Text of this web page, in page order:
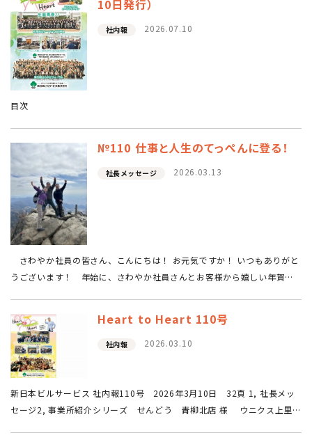
10日発行）
2026.07.10
社内報
目次
№110 仕事と人生のてっぺんに登る！
2026.03.13
社長メッセージ
さわやか社員の皆さん、こんにちは！ お元気ですか！ いつもありがと
うございます！ 年始に、さわやか社員さんとお客様から嬉しい年賀状
Heart to Heart 110号
2026.03.10
社内報
新日本ビルサービス 社内報110号 2026年3月10日 32頁 1, 社長メッ
セージ2, 事業所紹介シリーズ せんどう 青柳北店 様 ウニクス上里